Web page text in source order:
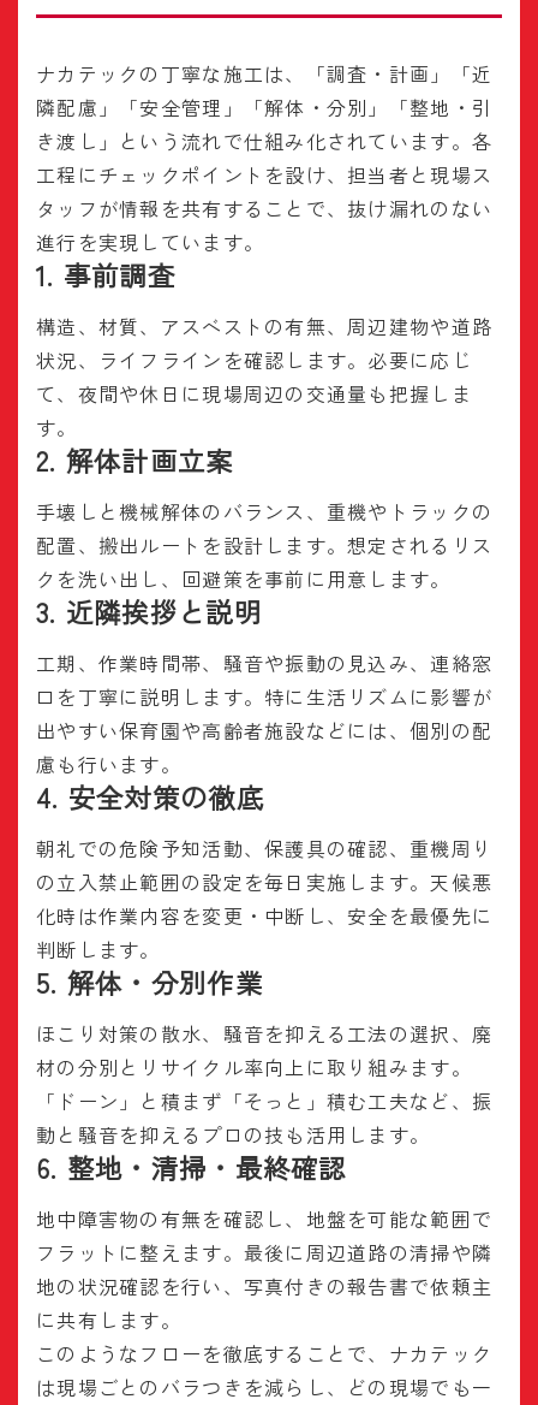
ナカテックの丁寧な施工は、「調査・計画」「近
隣配慮」「安全管理」「解体・分別」「整地・引
き渡し」という流れで仕組み化されています。各
工程にチェックポイントを設け、担当者と現場ス
タッフが情報を共有することで、抜け漏れのない
進行を実現しています。
1. 事前調査
構造、材質、アスベストの有無、周辺建物や道路
状況、ライフラインを確認します。必要に応じ
て、夜間や休日に現場周辺の交通量も把握しま
す。
2. 解体計画立案
手壊しと機械解体のバランス、重機やトラックの
配置、搬出ルートを設計します。想定されるリス
クを洗い出し、回避策を事前に用意します。
3. 近隣挨拶と説明
工期、作業時間帯、騒音や振動の見込み、連絡窓
口を丁寧に説明します。特に生活リズムに影響が
出やすい保育園や高齢者施設などには、個別の配
慮も行います。
4. 安全対策の徹底
朝礼での危険予知活動、保護具の確認、重機周り
の立入禁止範囲の設定を毎日実施します。天候悪
化時は作業内容を変更・中断し、安全を最優先に
判断します。
5. 解体・分別作業
ほこり対策の散水、騒音を抑える工法の選択、廃
材の分別とリサイクル率向上に取り組みます。
「ドーン」と積まず「そっと」積む工夫など、振
動と騒音を抑えるプロの技も活用します。
6. 整地・清掃・最終確認
地中障害物の有無を確認し、地盤を可能な範囲で
フラットに整えます。最後に周辺道路の清掃や隣
地の状況確認を行い、写真付きの報告書で依頼主
に共有します。
このようなフローを徹底することで、ナカテック
は現場ごとのバラつきを減らし、どの現場でも一